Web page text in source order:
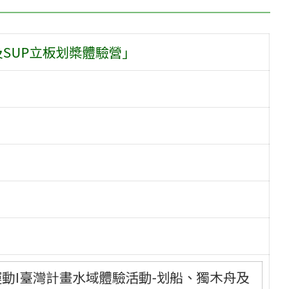
立板划槳體驗營」
I臺灣計畫水域體驗活動-划船、獨木舟及